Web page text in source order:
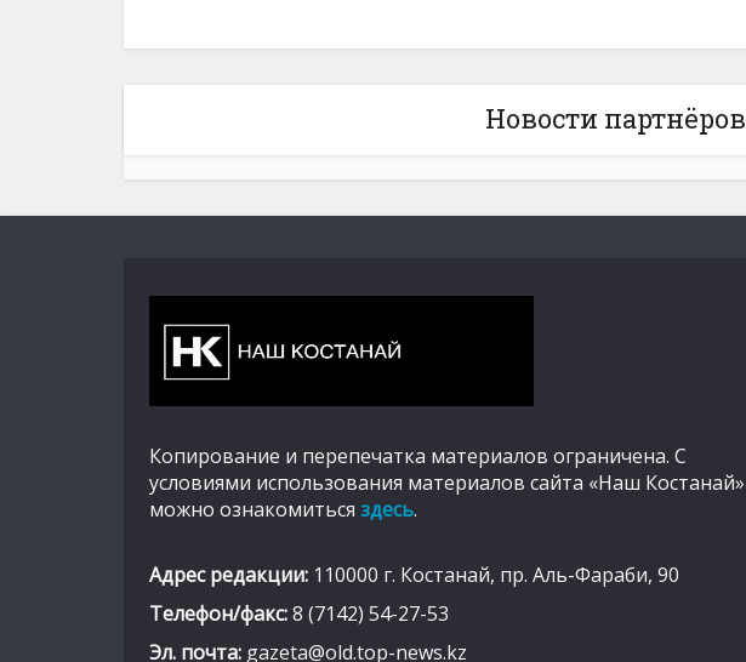
Новости партнёров
Копирование и перепечатка материалов ограничена. С
условиями использования материалов сайта «Наш Костанай»
можно ознакомиться здесь.
Адрес редакции: 110000 г. Костанай, пр. Аль-Фараби, 90
Телефон/факс:8 (7142) 54-27-53
Эл. почта: gazeta@old.top-news.kz